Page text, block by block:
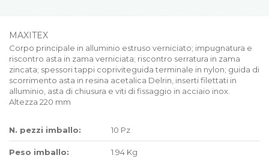
MAXITEX
Corpo principale in alluminio estruso verniciato; impugnatura e
riscontro asta in zama verniciata; riscontro serratura in zama
zincata; spessori tappi copriviteguida terminale in nylon; guida di
scorrimento asta in resina acetalica Delrin, inserti filettati in
alluminio, asta di chiusura e viti di fissaggio in acciaio inox.
Altezza 220 mm
N. pezzi imballo: 10 Pz
Peso imballo: 1.94 Kg